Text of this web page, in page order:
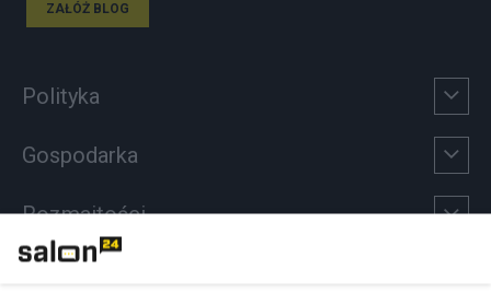
ZAŁÓŻ BLOG
Polityka
Gospodarka
Rozmaitości